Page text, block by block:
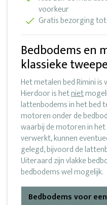
voorkeur
Gratis bezorging
Bedbodems en
klassieke
Het metalen bed Rimini
Hierdoor is hetniet
lattenbodems in het bed
motoren onder de
waarbij de motoren in
verwerkt, kunnen
gelegd, bijvoord de
Uiteraard zijn vlakke
bedbodems wel mogelijk.
Bedbodems voor